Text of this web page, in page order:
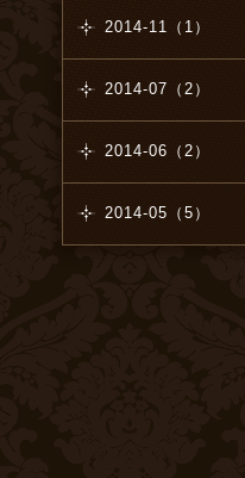
2014-11（1）
2014-07（2）
2014-06（2）
2014-05（5）